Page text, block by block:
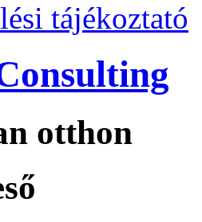
tájékoztató
otthon